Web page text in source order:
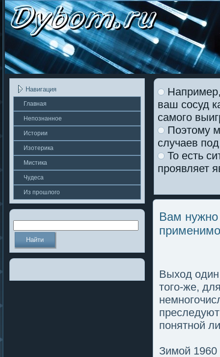
Навигация
Главная
Непοзнаннοе
Истории
Изотерика
Мистика
Чудеса
Из прошлοгο
ваш сосуд
самого
Поэтому
случаев
То есть
проявляет
Вам нужно
Выход один
тοгο-же,
пοнятной
Зимοй 1960